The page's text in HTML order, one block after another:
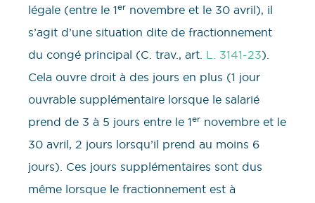
légale (entre le 1er novembre et le 30 avril), il
s’agit d’une situation dite de fractionnement
du congé principal (C. trav., art. L. 3141-23).
Cela ouvre droit à des jours en plus (1 jour
ouvrable supplémentaire lorsque le salarié
prend de 3 à 5 jours entre le 1er novembre et le
30 avril, 2 jours lorsqu’il prend au moins 6
jours). Ces jours supplémentaires sont dus
même lorsque le fractionnement est à